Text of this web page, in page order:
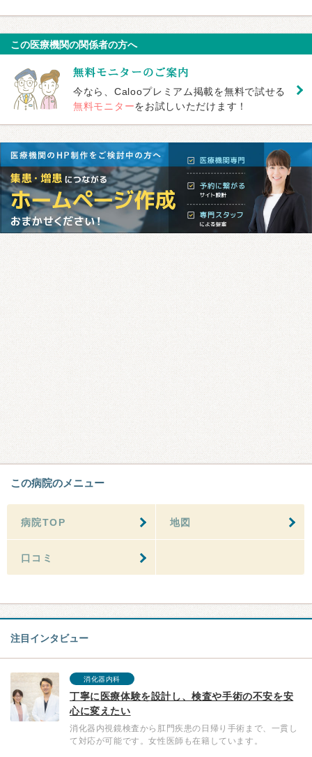
この医療機関の関係者の方へ
今なら、Calooプレミアム掲載を無料で試せる
無料モニターをお試しいただけます！
この病院のメニュー
病院TOP 地図
口コミ
注目インタビュー
消化器内科
丁寧に医療体験を設計し、検査や手術の不安を安
心に変えたい
消化器内視鏡検査から肛門疾患の日帰り手術まで、一貫し
て対応が可能です。女性医師も在籍しています。